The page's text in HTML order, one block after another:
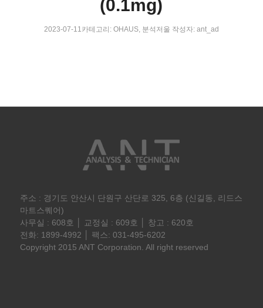
(0.1mg)
2023-07-11카테고리: OHAUS, 분석저울 작성자: ant_ad
주소 : 경기도 안산시 단원구 산단로 325, 6층 (신길동, 리드스
마트스퀘어)
사무실 : 608호 │ 교정실 : 609호 │ 창고 : 620호
전화: 1899-4992 │ 팩스: 031-495-6202
Copyright 2015 ANT Corporation. All right reserved